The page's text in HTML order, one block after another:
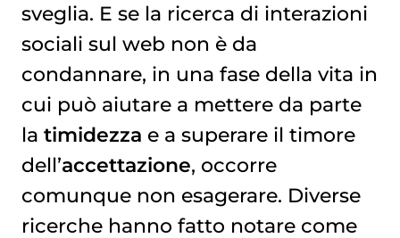
sveglia. E se la ricerca di interazioni
sociali sul web non è da
condannare, in una fase della vita in
cui può aiutare a mettere da parte
la timidezza e a superare il timore
dell’accettazione, occorre
comunque non esagerare. Diverse
ricerche hanno fatto notare come